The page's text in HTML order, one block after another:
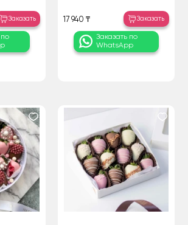
Заказать
по
17 940 ₸ Заказать
Заказать по
WhatsApp